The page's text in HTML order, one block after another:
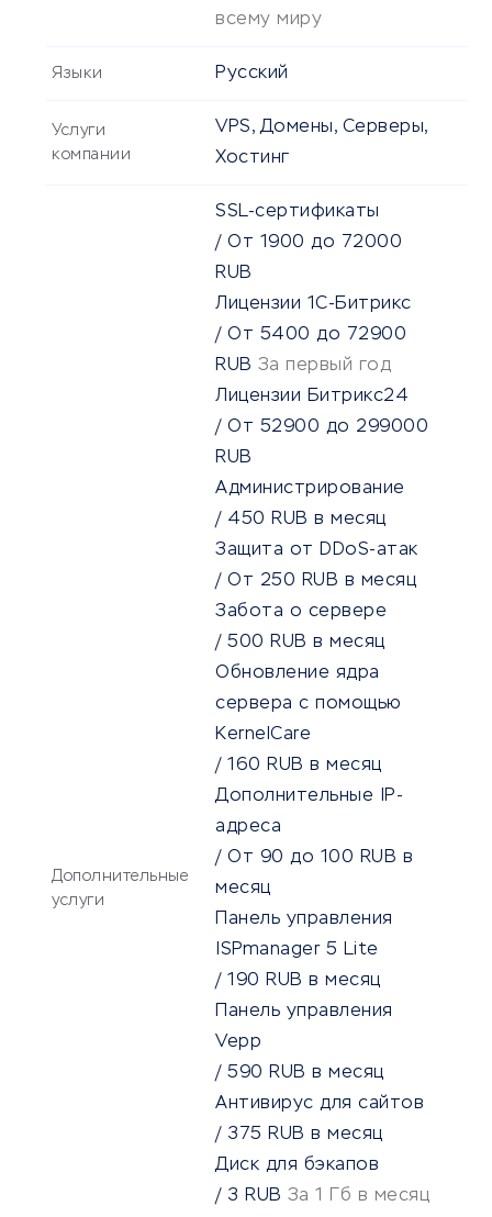
всему миру
Языки Русский
Услуги
компании
VPS, Домены, Серверы,
Хостинг
Дополнительные
услуги
SSL-сертификаты
/ От 1900 до 72000
RUB
Лицензии 1С-Битрикс
/ От 5400 до 72900
RUB За первый год
Лицензии Битрикс24
/ От 52900 до 299000
RUB
Администрирование
/ 450 RUB в месяц
Защита от DDoS-атак
/ От 250 RUB в месяц
Забота о сервере
/ 500 RUB в месяц
Обновление ядра
сервера с помощью
KernelCare
/ 160 RUB в месяц
Дополнительные IP-
адреса
/ От 90 до 100 RUB в
месяц
Панель управления
ISPmanager 5 Lite
/ 190 RUB в месяц
Панель управления
Vepp
/ 590 RUB в месяц
Антивирус для сайтов
/ 375 RUB в месяц
Диск для бэкапов
/ 3 RUB За 1 Гб в месяц